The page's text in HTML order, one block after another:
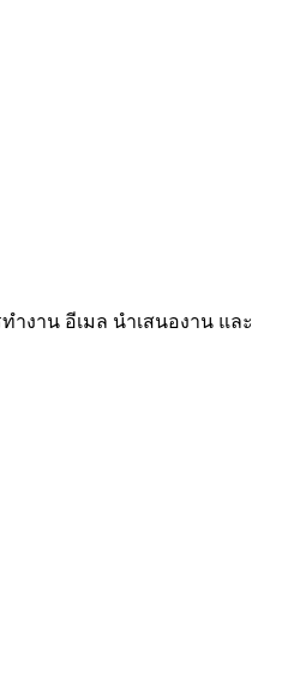
งาน อีเมล นำเสนองาน และ